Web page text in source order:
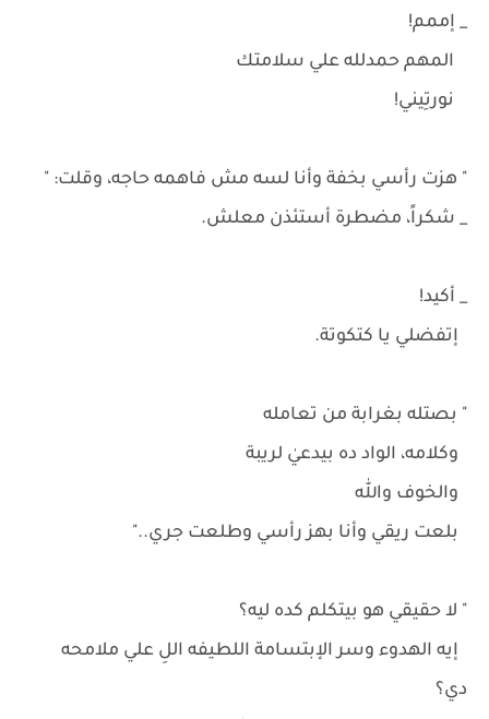
_ إممم!
المهم حمدلله علي سلامتك
نورتِيني!
" هزت رأسي بخفة وأنا لسه مش فاهمه حاجه، وقلت: "
_ شكراً، مضطرة أستئذن معلش.
_ أكيد!
إتفضلي يا كتكوتة.
" بصتله بغرابة من تعامله
وكلامه، الواد ده بيدعيٰ لريبة
والخوف والله
بلعت ريقي وأنا بهز رأسي وطلعت جري.."
" لا حقيقي هو بيتكلم كده ليه؟
إيه الهدوء وسر الإبتسامة اللطيفه اللِ علي ملامحه
دي؟